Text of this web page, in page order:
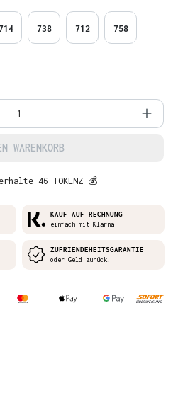
714 738 712 758
den gewünschten
WARENKORB
46 TOKENZ 💰
KAUF AUF RECHNUNG
einfach mit Klarna
ZUFRIENDEHEITSGARANTIE
oder Geld zurück!